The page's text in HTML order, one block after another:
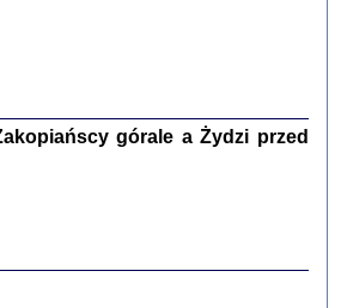
górale a Żydzi przed